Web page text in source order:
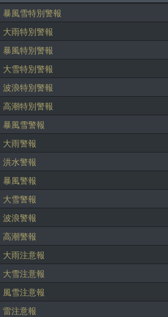
暴風雪特別警報
大雨特別警報
暴風特別警報
大雪特別警報
波浪特別警報
高潮特別警報
暴風雪警報
大雨警報
洪水警報
暴風警報
大雪警報
波浪警報
高潮警報
大雨注意報
大雪注意報
風雪注意報
雷注意報